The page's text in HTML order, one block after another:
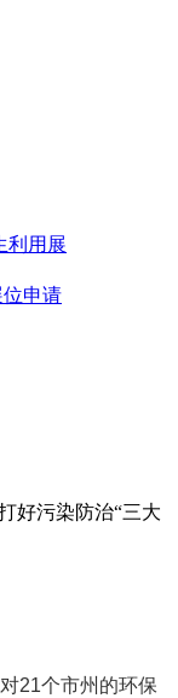
利用展
位申请
好污染防治“三大
21个市州的环保